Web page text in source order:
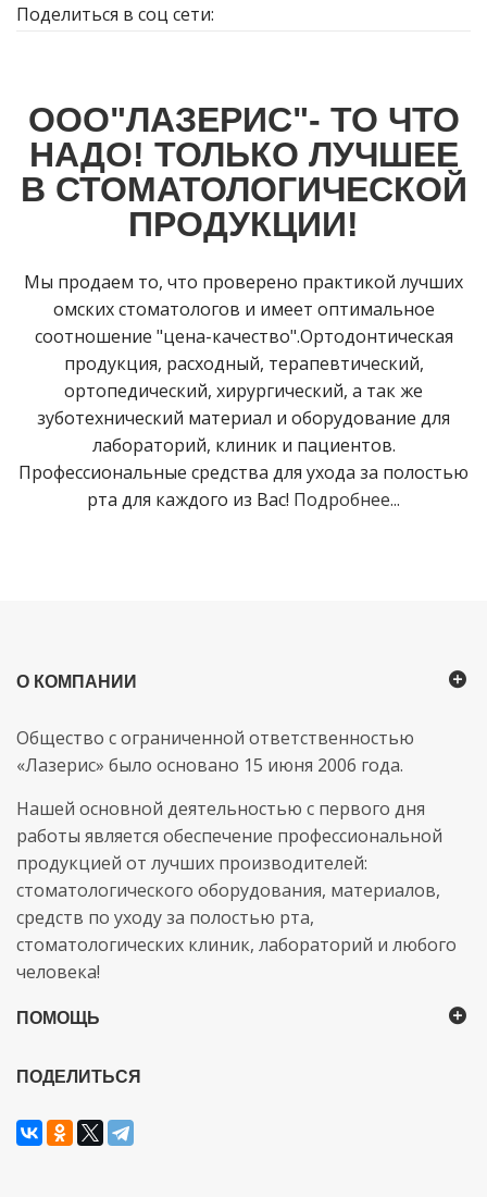
Поделиться в соц сети:
ООО"ЛАЗЕРИС"- ТО ЧТО
НАДО! ТОЛЬКО ЛУЧШЕЕ
В СТОМАТОЛОГИЧЕСКОЙ
ПРОДУКЦИИ!
Мы продаем то, что проверено практикой лучших
омских стоматологов и имеет оптимальное
соотношение "цена-качество".Ортодонтическая
продукция, расходный, терапевтический,
ортопедический, хирургический, а так же
зуботехнический материал и оборудование для
лабораторий, клиник и пациентов.
Профессиональные средства для ухода за полостью
рта для каждого из Вас! Подробнее...
О КОМПАНИИ
Общество с ограниченной ответственностью
«Лазерис» было основано 15 июня 2006 года.
Нашей основной деятельностью с первого дня
работы является обеспечение профессиональной
продукцией от лучших производителей:
стоматологического оборудования, материалов,
средств по уходу за полостью рта,
стоматологических клиник, лабораторий и любого
человека!
ПОМОЩЬ
ПОДЕЛИТЬСЯ